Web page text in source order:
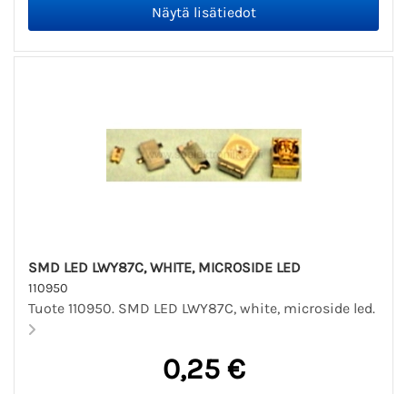
SMD LED LWY87C, WHITE, MICROSIDE LED
110950
Tuote 110950. SMD LED LWY87C, white, microside led.
0,25 €